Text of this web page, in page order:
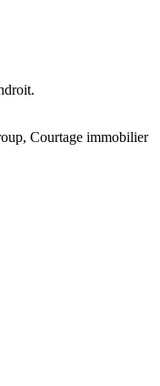
Courtage immobilier